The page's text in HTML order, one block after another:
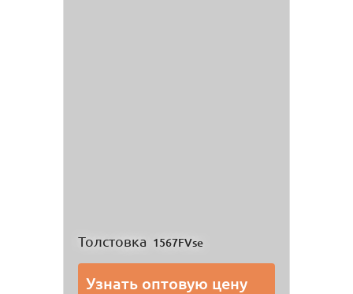
Толстовка 1567FVse
Узнать оптовую цену